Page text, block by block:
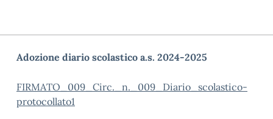
Adozione diario scolastico a.s. 2024-2025
FIRMATO_009_Circ._n._009_Diario_scolastico-
protocollato1